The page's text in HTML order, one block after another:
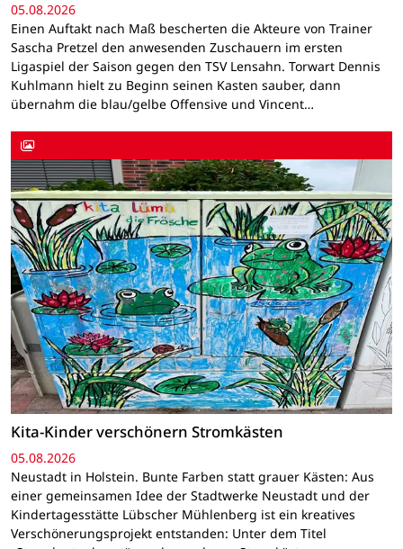
05.08.2026
Einen Auftakt nach Maß bescherten die Akteure von Trainer
Sascha Pretzel den anwesenden Zuschauern im ersten
Ligaspiel der Saison gegen den TSV Lensahn. Torwart Dennis
Kuhlmann hielt zu Beginn seinen Kasten sauber, dann
übernahm die blau/gelbe Offensive und Vincent…
Kita-Kinder verschönern Stromkästen
05.08.2026
Neustadt in Holstein. Bunte Farben statt grauer Kästen: Aus
einer gemeinsamen Idee der Stadtwerke Neustadt und der
Kindertagesstätte Lübscher Mühlenberg ist ein kreatives
Verschönerungsprojekt entstanden: Unter dem Titel